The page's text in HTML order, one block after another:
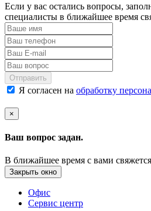
Если у вас остались вопросы,
специалисты в ближайшее время
Отправить
Я согласен на обработку
×
Ваш вопрос задан.
В ближайшее время с вами
Закрыть окно
Офис
Сервис центр